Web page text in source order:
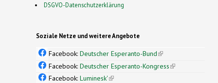
DSGVO-Datenschutzerklärung
Soziale Netze und weitere Angebote
Facebook: Deutscher Esperanto-Bund(link is
external)
Facebook: Deutscher Esperanto-Kongress(link is
Facebook: Luminesk'(link is external)